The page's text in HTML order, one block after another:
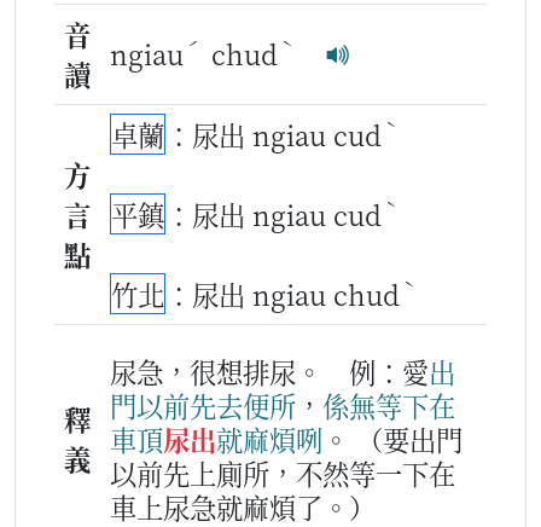
音
讀
ngiau ˊ chud ˋ
方
言
點
卓蘭 ：尿出 ngiau cud ˋ
平鎮 ：尿出 ngiau cud ˋ
竹北 ：尿出 ngiau chud ˋ
釋
義
尿急，很想排尿。 例：愛出
門以前先去便所 ， 係無等下在
車頂尿出就麻煩咧 。
（要出門
以前先上廁所，不然等一下在
車上尿急就麻煩了。）